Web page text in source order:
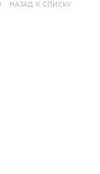
НАЗАД К СПИСКУ